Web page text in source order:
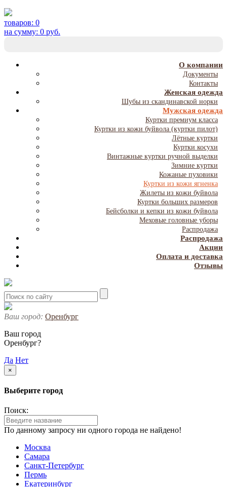
товаров: 0
на сумму: 0 руб.
О компании
Документы
Контакты
Женская одежда
Шубы из скандинавской норки
Мужская одежда
Куртки премиум класса
Куртки из кожи буйвола (куртки пилот)
Лётные куртки
Куртки косухи
Винтажные куртки ручной выделки
Зимние куртки
Кожаные пуховики
Куртки из кожи ягненка
Жилеты из кожи буйвола
Куртки больших размеров
Бейсболки и кепки из кожи буйвола
Меховые головные уборы
Распродажа
Распродажа
Акции
Оплата и доставка
Отзывы
Ваш город: Оренбург
Ваш город
Оренбург?
Да Нет
×
Выберите город
Поиск:
По данному запросу ни одного города не найдено!
Москва
Самара
Санкт-Петербург
Пермь
Екатеринбург